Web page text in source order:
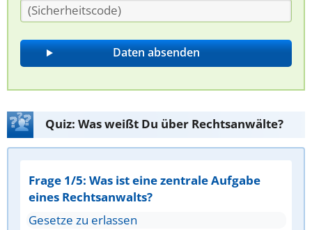
Quiz: Was weißt Du über Rechtsanwälte?
Frage 1/5: Was ist eine zentrale Aufgabe
eines Rechtsanwalts?
Gesetze zu erlassen